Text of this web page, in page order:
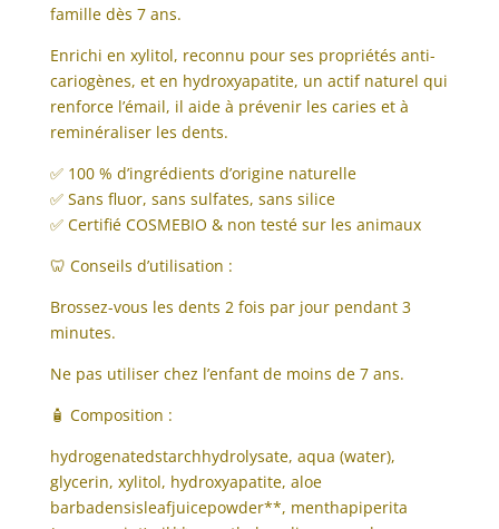
famille dès 7 ans.
Enrichi en xylitol, reconnu pour ses propriétés anti-
cariogènes, et en hydroxyapatite, un actif naturel qui
renforce l’émail, il aide à prévenir les caries et à
reminéraliser les dents.
✅ 100 % d’ingrédients d’origine naturelle
✅ Sans fluor, sans sulfates, sans silice
✅ Certifié COSMEBIO & non testé sur les animaux
🦷 Conseils d’utilisation :
Brossez-vous les dents 2 fois par jour pendant 3
minutes.
Ne pas utiliser chez l’enfant de moins de 7 ans.
🧴 Composition :
hydrogenatedstarchhydrolysate, aqua (water),
glycerin, xylitol, hydroxyapatite, aloe
barbadensisleafjuicepowder**, menthapiperita